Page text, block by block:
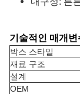
기술적인 매개변
박스 스타일
재료 구조
설계
OEM